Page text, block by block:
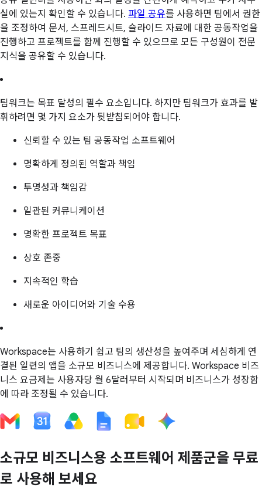
실에 있는지 확인할 수 있습니다. 파일 공유를 사용하면 팀에서 권한
을 조정하여 문서, 스프레드시트, 슬라이드 자료에 대한 공동작업을
진행하고 프로젝트를 함께 진행할 수 있으므로 모든 구성원이 전문
지식을 공유할 수 있습니다.
팀워크는 목표 달성의 필수 요소입니다. 하지만 팀워크가 효과를 발
휘하려면 몇 가지 요소가 뒷받침되어야 합니다.
신뢰할 수 있는 팀 공동작업 소프트웨어
명확하게 정의된 역할과 책임
투명성과 책임감
일관된 커뮤니케이션
명확한 프로젝트 목표
상호 존중
지속적인 학습
새로운 아이디어와 기술 수용
Workspace는 사용하기 쉽고 팀의 생산성을 높여주며 세심하게 연
결된 일련의 앱을 소규모 비즈니스에 제공합니다. Workspace 비즈
니스 요금제는 사용자당 월 6달러부터 시작되며 비즈니스가 성장함
에 따라 조정될 수 있습니다.
소규모 비즈니스용 소프트웨어 제품군을 무료
로 사용해 보세요